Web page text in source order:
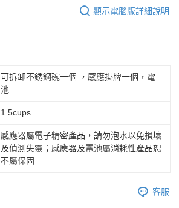
顯示電腦版詳細說明
可拆卸不銹鋼碗一個 ，感應掛牌一個，電
池
1.5cups
感應器屬電子精密產品，請勿泡水以免損壞
及偵測失靈；感應器及電池屬消耗性產品恕
不屬保固
客服